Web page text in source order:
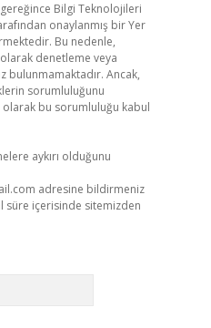
gereğince Bilgi Teknolojileri
onaylanmış bir Yer
Bu nedenle,
denetleme veya
bulunmamaktadır. Ancak,
sorumluluğunu
olarak bu sorumluluğu kabul
aykırı olduğunu
adresine bildirmeniz
süre içerisinde sitemizden